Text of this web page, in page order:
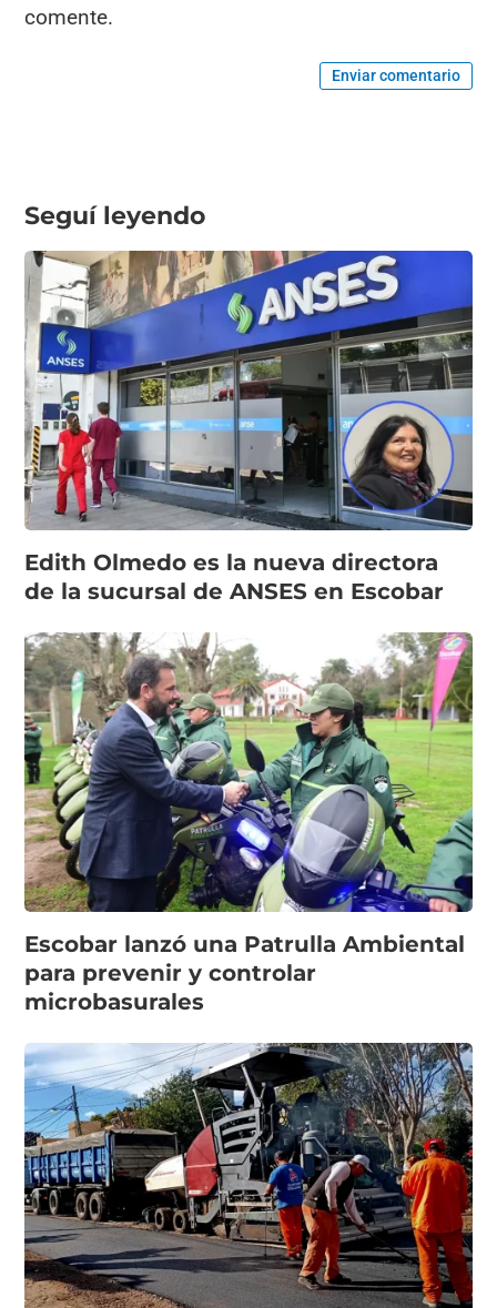
comente.
Enviar comentario
Seguí leyendo
Edith Olmedo es la nueva directora
de la sucursal de ANSES en Escobar
Escobar lanzó una Patrulla Ambiental
para prevenir y controlar
microbasurales